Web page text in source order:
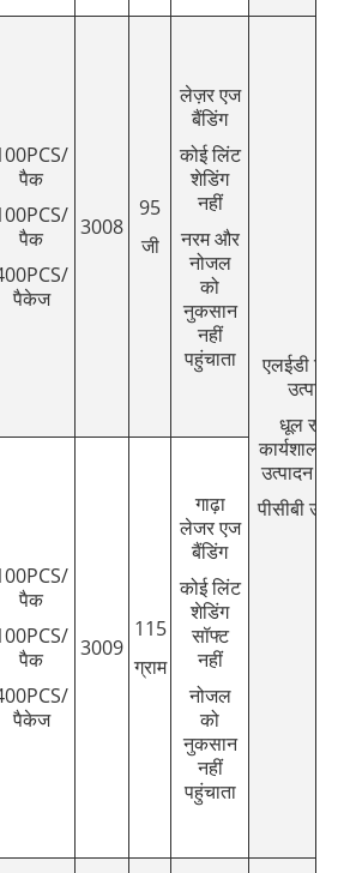
पैक
पैक
पैकेज
3008
95
जी
लेज़र एज
बैंडिंग
कोई लिंट
शेडिंग
नहीं
नरम और
नोजल
को
नुकसान
नहीं
पहुंचाता
एलईडी
उत्पाद,
धूल रहित
कार्यशालाएँ
उत्पादन
पीसीबी
पैक
पैक
पैकेज
3009
115
ग्राम
गाढ़ा
लेजर एज
बैंडिंग
कोई लिंट
शेडिंग
सॉफ्ट
नहीं
नोजल
को
नुकसान
नहीं
पहुंचाता